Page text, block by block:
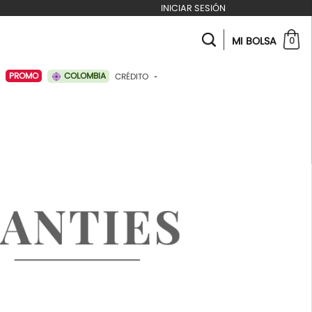
INICIAR SESIÓN
PROMO COLOMBIA CRÉDITO
MI BOLSA 0